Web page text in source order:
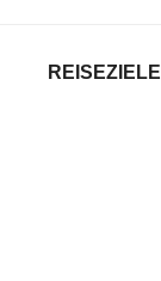
REISEZIELE